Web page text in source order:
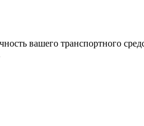
вашего транспортного